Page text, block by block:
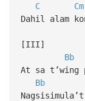
C
Cm
Dahil alam
[III]
Bb
At sa t’wing
Bb